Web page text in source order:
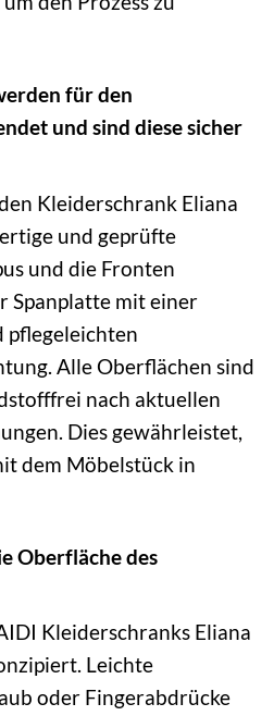
für den
und sind diese sicher
Kleiderschrank Eliana
und geprüfte
und die Fronten
Spanplatte mit einer
pflegeleichten
Alle Oberflächen sind
nach aktuellen
Dies gewährleistet,
dem Möbelstück in
Oberfläche des
Kleiderschranks Eliana
Leichte
oder Fingerabdrücke